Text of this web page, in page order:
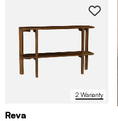
2 Warianty
Reva